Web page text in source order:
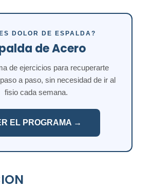
DOLOR DE ESPALDA?
de Acero
de ejercicios para recuperarte
a paso, sin necesidad de ir al
fisio cada semana.
EL PROGRAMA →